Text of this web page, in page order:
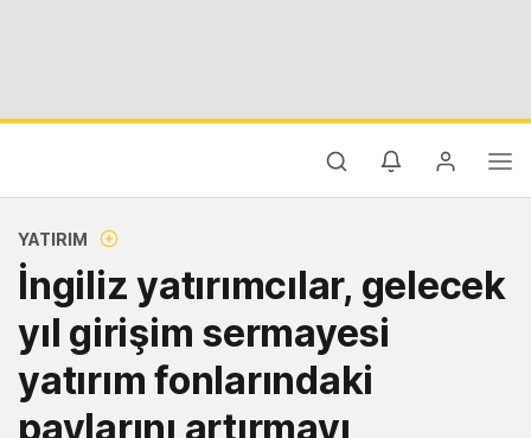
YATIRIM
İngiliz yatırımcılar, gelecek
yıl girişim sermayesi
yatırım fonlarındaki
paylarını artırmayı